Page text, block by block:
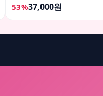
53%37,000원